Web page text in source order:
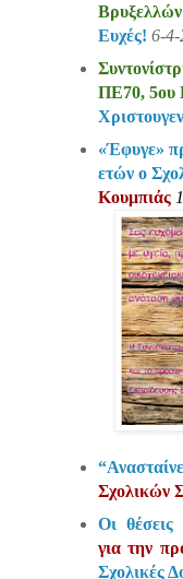
Ευχές! 6-4-
ΠΕ70, 5ου
«Έφυγε»
ετών ο
Κουμπιάς
Σχολικών
Οι
για την
Σχολικές